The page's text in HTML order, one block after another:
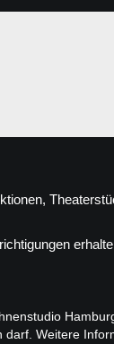
darf. Weitere